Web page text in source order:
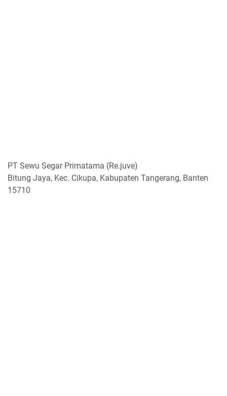
PT Sewu Segar Primatama (Re.juve)
Bitung Jaya, Kec. Cikupa, Kabupaten Tangerang, Banten
15710